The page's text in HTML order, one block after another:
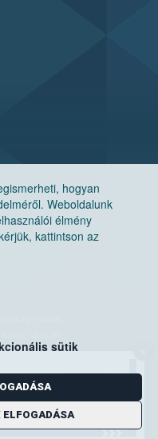
hogyan
Weboldalunk
élmény
kattintson az
sütik
Hivatal
Pf. 30.
244
9000